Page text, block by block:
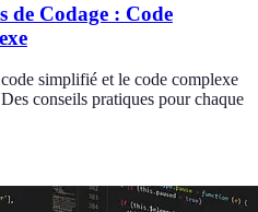
de Codage : Code
simplifié et le code complexe
conseils pratiques pour chaque